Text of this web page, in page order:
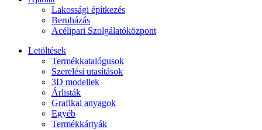
Lakossági építkezés
Beruházás
Acélipari Szolgálatóközpont
Letöltések
Termékkatalógusok
Szerelési utasítások
3D modellek
Árlisták
Grafikai anyagok
Egyéb
Termékkártyák